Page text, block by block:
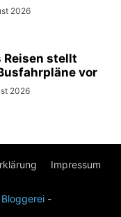
2026
Reisen stellt
vor
2026
Impressum
Bloggerei-